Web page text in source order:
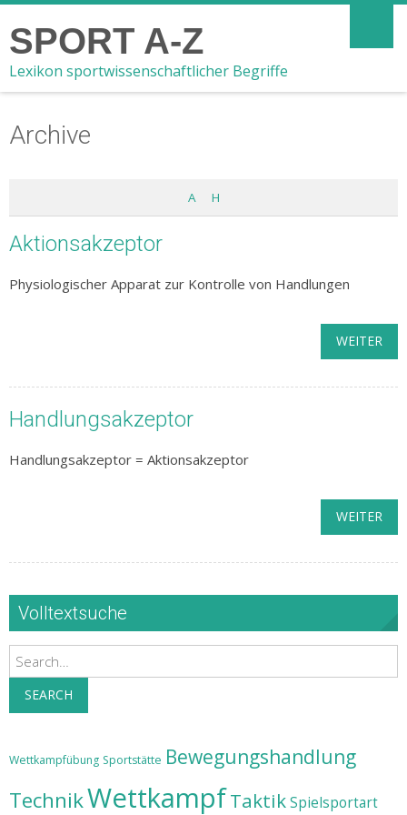
SPORT A-Z
Lexikon sportwissenschaftlicher Begriffe
Archive
A H
Aktionsakzeptor
Physiologischer Apparat zur Kontrolle von Handlungen
WEITER
Handlungsakzeptor
Handlungsakzeptor = Aktionsakzeptor
WEITER
Volltextsuche
Search
SEARCH
Wettkampfübung Sportstätte Bewegungshandlung
TechnikWettkampfTaktikSpielsportart